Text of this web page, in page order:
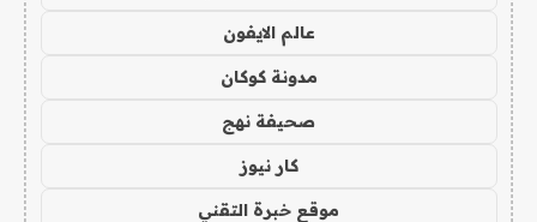
عالم الايفون
مدونة كوكان
صحيفة نهج
كار نيوز
موقع خبرة التقني